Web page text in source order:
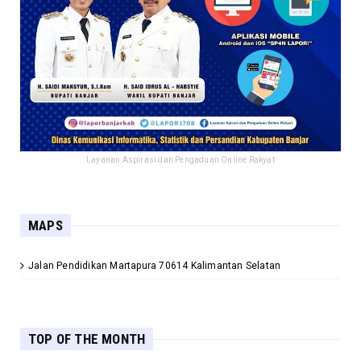
Layanan Aspirasi dan Pengaduan Online Rakyat
MAPS
Jalan Pendidikan Martapura 70614 Kalimantan Selatan
TOP OF THE MONTH